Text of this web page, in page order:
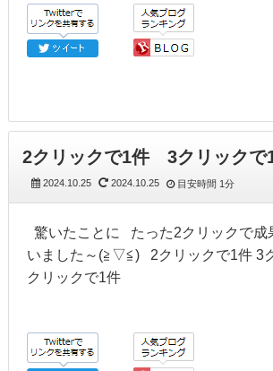
2クリックで1件 3クリックで
2024.10.25 2024.10.25 目安時間 1分
驚いたことに たった2クリックで成
いました～(≧▽≦) 2クリックで1件 3
クリックで1件